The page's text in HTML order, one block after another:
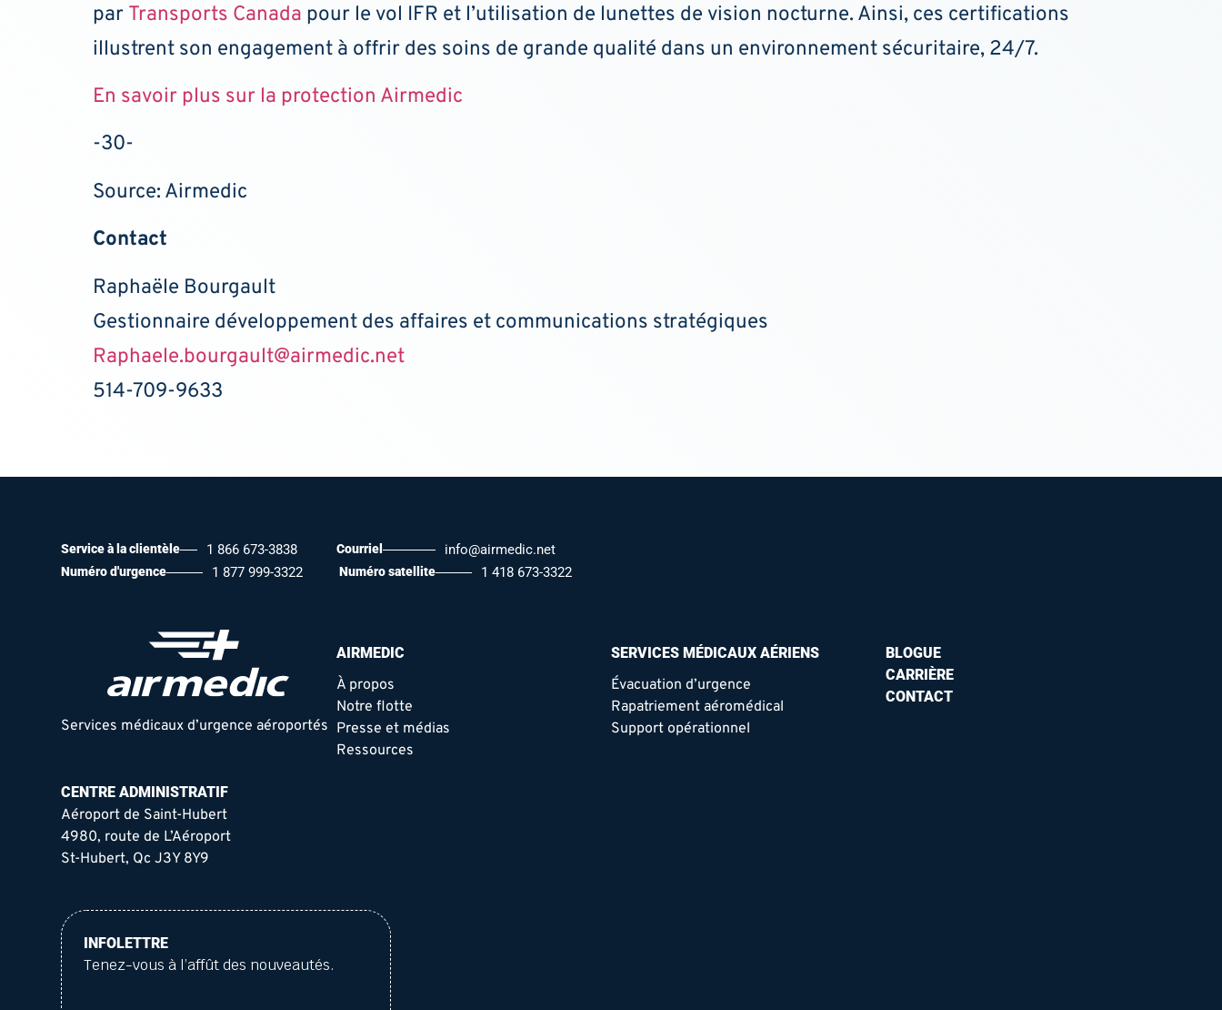
par Transports Canada pour le vol IFR et l’utilisation de lunettes de vision nocturne. Ainsi, ces certifications
illustrent son engagement à offrir des soins de grande qualité dans un environnement sécuritaire, 24/7.
En savoir plus sur la protection Airmedic
-30-
Source: Airmedic
Contact
Raphaële Bourgault
Gestionnaire développement des affaires et communications stratégiques
Raphaele.bourgault@airmedic.net
514-709-9633
Service à la clientèle 1 866 673-3838 Courriel info@airmedic.net
Numéro d'urgence 1 877 999-3322 Numéro satellite 1 418 673-3322
Services médicaux d’urgence aéroportés
CENTRE ADMINISTRATIF
Aéroport de Saint-Hubert
4980, route de L’Aéroport
St-Hubert, Qc J3Y 8Y9
AIRMEDIC
À propos
Notre flotte
Presse et médias
Ressources
SERVICES MÉDICAUX AÉRIENS
Évacuation d’urgence
Rapatriement aéromédical
Support opérationnel
BLOGUE
CARRIÈRE
CONTACT
INFOLETTRE
Tenez-vous à l’affût des nouveautés.